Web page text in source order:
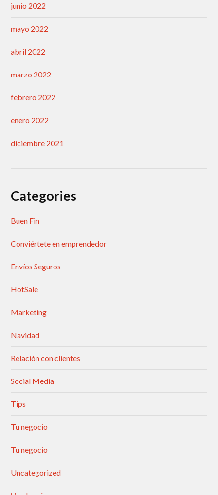
junio 2022
mayo 2022
abril 2022
marzo 2022
febrero 2022
enero 2022
diciembre 2021
Categories
Buen Fin
Conviértete en emprendedor
Envíos Seguros
HotSale
Marketing
Navidad
Relación con clientes
Social Media
Tips
Tu negocio
Tu negocio
Uncategorized